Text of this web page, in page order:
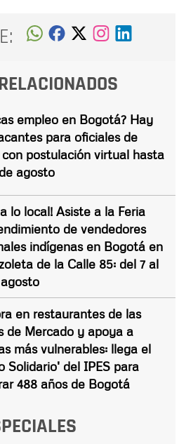
empleo en Bogotá? Hay
para oficiales de
con postulación virtual hasta
agosto
lo local! Asiste a la Feria
de vendedores
indígenas en Bogotá en
de la Calle 85: del 7 al
en restaurantes de las
de Mercado y apoya a
más vulnerables: llega el
Solidario' del IPES para
488 años de Bogotá